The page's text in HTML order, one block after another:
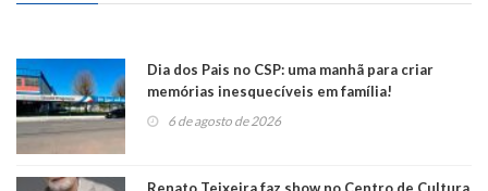
Dia dos Pais no CSP: uma manhã para criar
memórias inesquecíveis em família!
6 de agosto de 2026
Renato Teixeira faz show no Centro de Cultura